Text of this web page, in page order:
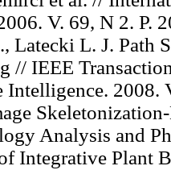
V. 69, N 2. P.
Latecki L. J. Path
// IEEE
Intelligence. 2008.
Analysis and
Integrative Plant